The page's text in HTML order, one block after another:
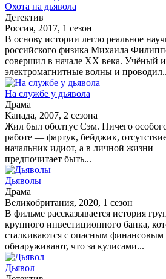
Охота на дьявола
Детектив
Россия, 2017, 1 сезон
В основу истории легло реальное
российского физика Михаила
совершил в начале XX века. Учёный
электромагнитные волны и
На службе у дьявола
Драма
Канада, 2007, 2 сезона
Жил был оболтус Сэм. Ничего
работе — фартук, бейджик,
начальник идиот, а в личной жизни —
предпочитает быть...
Дьяволы
Драма
Великобритания, 2020, 1 сезон
В фильме рассказывается история
крупного инвестиционного банка,
сталкиваются с опасным
обнаруживают, что за кулисами...
Дьявол